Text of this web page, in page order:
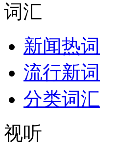
词汇
新闻热词
流行新词
分类词汇
视听